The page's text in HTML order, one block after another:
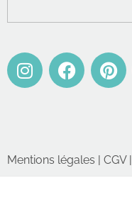
Mentions légales|CGV